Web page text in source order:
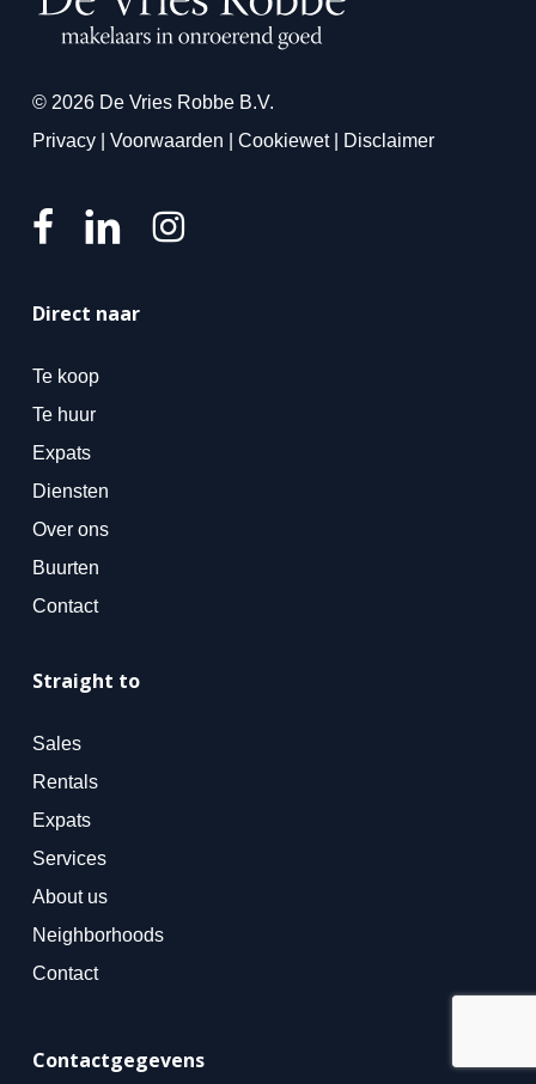
© 2026 De Vries Robbe B.V.
Privacy| Voorwaarden Cookiewet| Disclaimer
Direct naar
Te koop
Te huur
Expats
Diensten
Over ons
Buurten
Contact
Straight to
Sales
Rentals
Expats
Services
About us
Neighborhoods
Contact
Contactgegevens